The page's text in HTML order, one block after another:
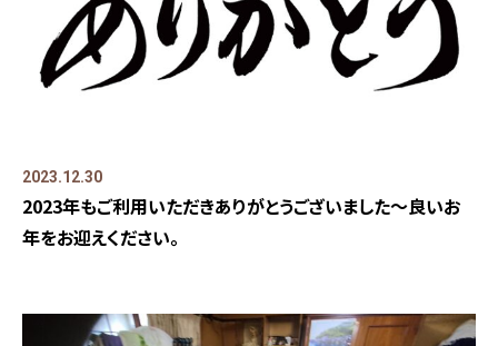
2023.12.30
2023年もご利用いただきありがとうございました～良いお
年をお迎えください。